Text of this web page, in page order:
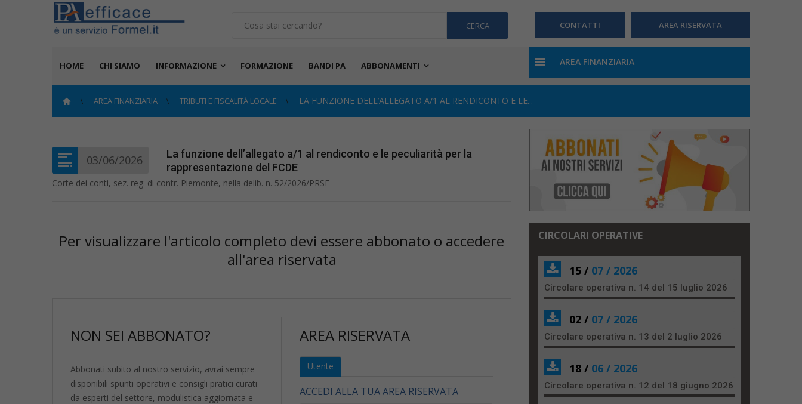
CERCA CONTATTI AREA RISERVATA
HOME CHI SIAMO INFORMAZIONE FORMAZIONE BANDI PA ABBONAMENTI AREA FINANZIARIA
AREA FINANZIARIA TRIBUTI E FISCALITÀ LOCALE LA FUNZIONE DELL’ALLEGATO A/1 AL RENDICONTO E LE...
03/06/2026
La funzione dell’allegato a/1 al rendiconto e le peculiarità per la
rappresentazione del FCDE
Corte dei conti, sez. reg. di contr. Piemonte, nella delib. n. 52/2026/PRSE
Per visualizzare l'articolo completo devi essere abbonato o accedere
all'area riservata
NON SEI ABBONATO?
Abbonati subito al nostro servizio, avrai sempre
disponibili spunti operativi e consigli pratici curati
da esperti del settore, modulistica aggiornata e
AREA RISERVATA
Utente
ACCEDI ALLA TUA AREA RISERVATA
CIRCOLARI OPERATIVE
15 / 07 / 2026
Circolare operativa n. 14 del 15 luglio 2026
02 / 07 / 2026
Circolare operativa n. 13 del 2 luglio 2026
18 / 06 / 2026
Circolare operativa n. 12 del 18 giugno 2026